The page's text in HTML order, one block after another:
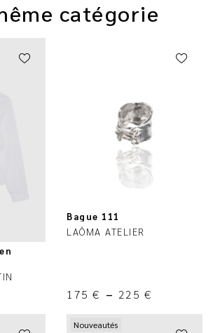
catégorie
Bague 111
LAÔMA ATELIER
175 € – 225 €
Nouveautés